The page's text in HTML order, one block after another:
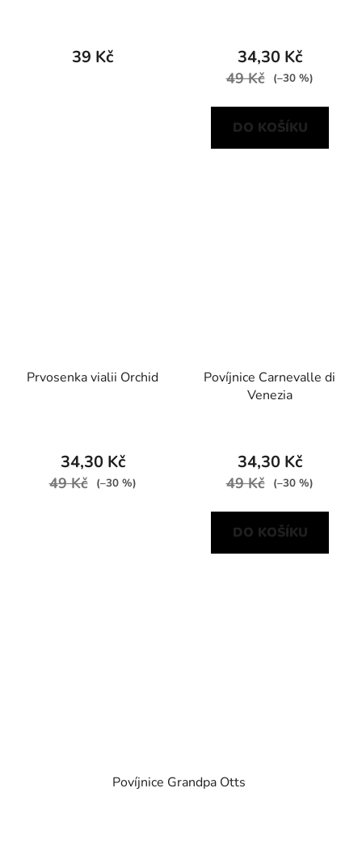
39 Kč 34,30 Kč
49 Kč (–30 %)
DO KOŠÍKU
Prvosenka vialii Orchid
34,30 Kč
49 Kč (–30 %)
Povíjnice Carnevalle di
Venezia
34,30 Kč
49 Kč (–30 %)
DO KOŠÍKU
Povíjnice Grandpa Otts